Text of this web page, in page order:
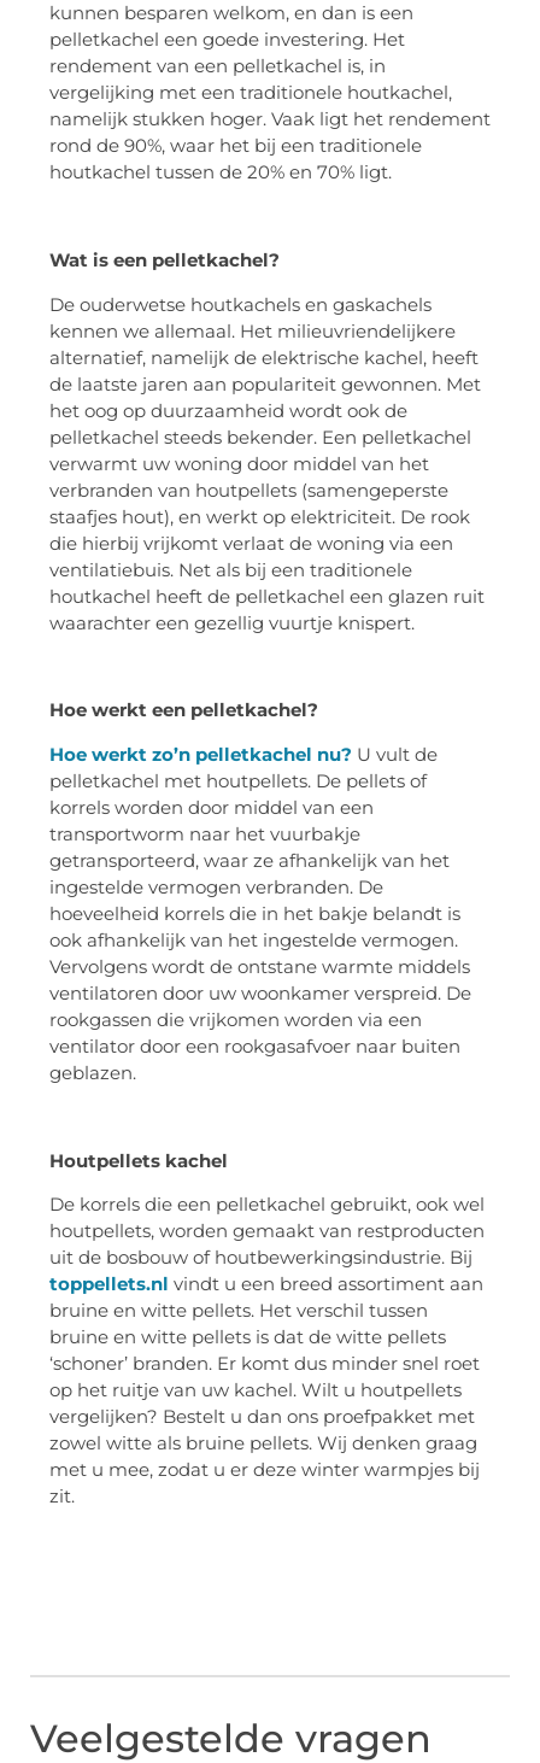
kunnen besparen welkom, en dan is een
pelletkachel een goede investering. Het
rendement van een pelletkachel is, in
vergelijking met een traditionele houtkachel,
namelijk stukken hoger. Vaak ligt het rendement
rond de 90%, waar het bij een traditionele
houtkachel tussen de 20% en 70% ligt.
Wat is een pelletkachel?
De ouderwetse houtkachels en gaskachels
kennen we allemaal. Het milieuvriendelijkere
alternatief, namelijk de elektrische kachel, heeft
de laatste jaren aan populariteit gewonnen. Met
het oog op duurzaamheid wordt ook de
pelletkachel steeds bekender. Een pelletkachel
verwarmt uw woning door middel van het
verbranden van houtpellets (samengeperste
staafjes hout), en werkt op elektriciteit. De rook
die hierbij vrijkomt verlaat de woning via een
ventilatiebuis. Net als bij een traditionele
houtkachel heeft de pelletkachel een glazen ruit
waarachter een gezellig vuurtje knispert.
Hoe werkt een pelletkachel?
Hoe werkt zo’n pelletkachel nu? U vult de
pelletkachel met houtpellets. De pellets of
korrels worden door middel van een
transportworm naar het vuurbakje
getransporteerd, waar ze afhankelijk van het
ingestelde vermogen verbranden. De
hoeveelheid korrels die in het bakje belandt is
ook afhankelijk van het ingestelde vermogen.
Vervolgens wordt de ontstane warmte middels
ventilatoren door uw woonkamer verspreid. De
rookgassen die vrijkomen worden via een
ventilator door een rookgasafvoer naar buiten
geblazen.
Houtpellets kachel
De korrels die een pelletkachel gebruikt, ook wel
houtpellets, worden gemaakt van restproducten
uit de bosbouw of houtbewerkingsindustrie. Bij
toppellets.nl vindt u een breed assortiment aan
bruine en witte pellets. Het verschil tussen
bruine en witte pellets is dat de witte pellets
‘schoner’ branden. Er komt dus minder snel roet
op het ruitje van uw kachel. Wilt u houtpellets
vergelijken? Bestelt u dan ons proefpakket met
zowel witte als bruine pellets. Wij denken graag
met u mee, zodat u er deze winter warmpjes bij
zit.
Veelgestelde vragen